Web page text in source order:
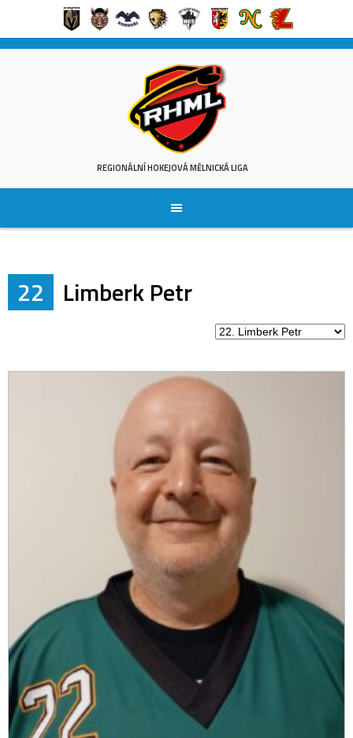
Skip
REGIONÁLNÍ HOKEJOVÁ MĚLNICKÁ LIGA
22 Limberk Petr